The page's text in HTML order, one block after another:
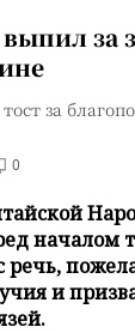
за
за
0
началом
речь,
и